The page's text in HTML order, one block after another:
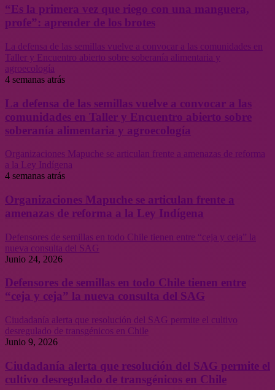
“Es la primera vez que riego con una manguera,
profe”: aprender de los brotes
La defensa de las semillas vuelve a convocar a las comunidades en
Taller y Encuentro abierto sobre soberanía alimentaria y
agroecología
4 semanas atrás
La defensa de las semillas vuelve a convocar a las
comunidades en Taller y Encuentro abierto sobre
soberanía alimentaria y agroecología
Organizaciones Mapuche se articulan frente a amenazas de reforma
a la Ley Indígena
4 semanas atrás
Organizaciones Mapuche se articulan frente a
amenazas de reforma a la Ley Indígena
Defensores de semillas en todo Chile tienen entre “ceja y ceja” la
nueva consulta del SAG
Junio 24, 2026
Defensores de semillas en todo Chile tienen entre
“ceja y ceja” la nueva consulta del SAG
Ciudadanía alerta que resolución del SAG permite el cultivo
desregulado de transgénicos en Chile
Junio 9, 2026
Ciudadanía alerta que resolución del SAG permite el
cultivo desregulado de transgénicos en Chile